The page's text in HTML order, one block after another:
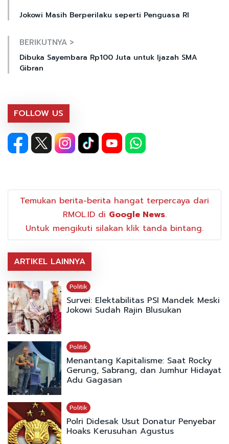
Jokowi Masih Berperilaku seperti Penguasa RI
BERIKUTNYA >
Dibuka Sayembara Rp100 Juta untuk Ijazah SMA
Gibran
FOLLOW US
Temukan berita-berita hangat terpercaya dari
RMOL.ID di Google News.
Untuk mengikuti silakan klik tanda bintang.
ARTIKEL LAINNYA
Politik
Survei: Elektabilitas PSI Mandek Meski
Jokowi Sudah Rajin Blusukan
Politik
Menantang Kapitalisme: Saat Rocky
Gerung, Sabrang, dan Jumhur Hidayat
Adu Gagasan
Politik
Polri Didesak Usut Donatur Penyebar
Hoaks Kerusuhan Agustus